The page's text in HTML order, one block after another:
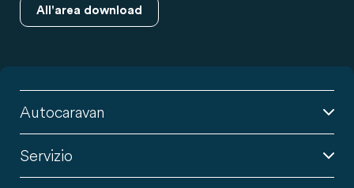
All'area download
Autocaravan
Servizio